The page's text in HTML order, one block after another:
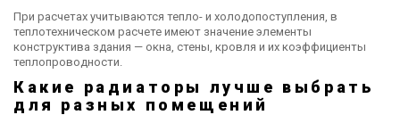
При расчетах учитываются тепло- и холодопоступления, в
теплотехническом расчете имеют значение элементы
конструктива здания — окна, стены, кровля и их коэффициенты
теплопроводности.
Какие радиаторы лучше выбрать
для разных помещений